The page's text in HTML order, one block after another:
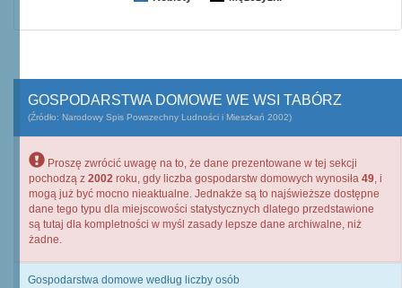
GOSPODARSTWA DOMOWE WE WSI TABÓRZ
(Źródło: Narodowy Spis Powszechny Ludności i Mieszkań 2002)
Proszę zwrócić uwagę na to, że dane prezentowane w tej sekcji
pochodzą z 2002 roku, gdy liczba gospodarstw domowych wynosiła 49, i
mogą już być mocno nieaktualne. Jednakże są to najświeższe dostępne
dane tego typu dla miejscowości statystycznych dlatego przedstawione
są tutaj dla kompletności w myśl zasady lepsze dane archiwalne, niż
żadne.
Gospodarstwa domowe według liczby osób